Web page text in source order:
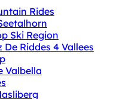
Rides
Ski Region
De Riddes 4 Vallees
Valbella